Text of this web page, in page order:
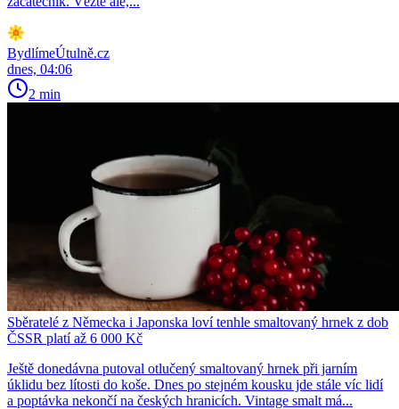
BydlímeÚtulně.cz
dnes, 04:06
2 min
Sběratelé z Německa i Japonska loví tenhle smaltovaný hrnek z dob
ČSSR platí až 6 000 Kč
Ještě donedávna putoval otlučený smaltovaný hrnek při jarním
úklidu bez lítosti do koše. Dnes po stejném kousku jde stále víc lidí
a poptávka nekončí na českých hranicích. Vintage smalt má...